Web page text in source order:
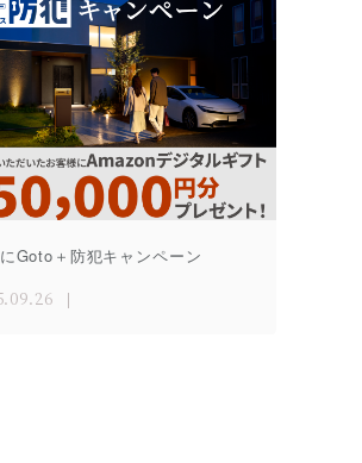
Goto＋防犯キャンペーン